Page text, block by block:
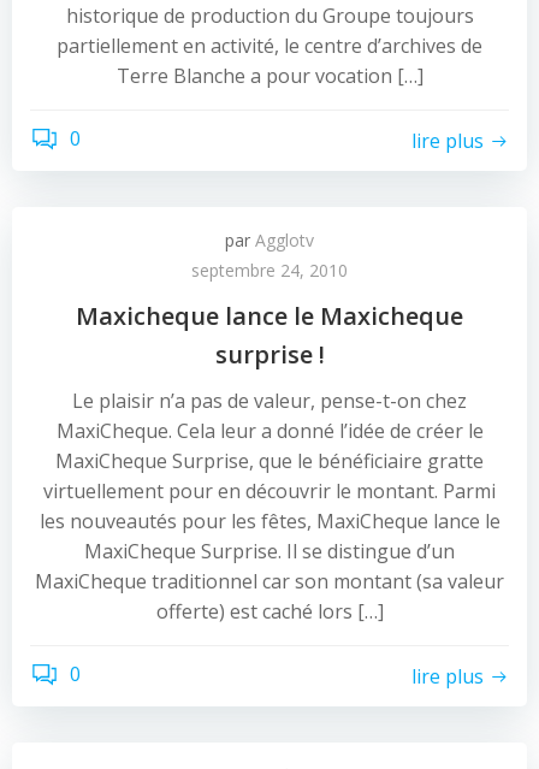
historique de production du Groupe toujours
partiellement en activité, le centre d’archives de
Terre Blanche a pour vocation […]
0 lire plus
par Agglotv
septembre 24, 2010
Maxicheque lance le Maxicheque
surprise !
Le plaisir n’a pas de valeur, pense-t-on chez
MaxiCheque. Cela leur a donné l’idée de créer le
MaxiCheque Surprise, que le bénéficiaire gratte
virtuellement pour en découvrir le montant. Parmi
les nouveautés pour les fêtes, MaxiCheque lance le
MaxiCheque Surprise. Il se distingue d’un
MaxiCheque traditionnel car son montant (sa valeur
offerte) est caché lors […]
0 lire plus